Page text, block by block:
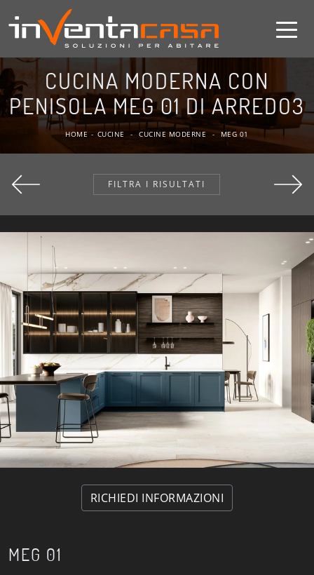
CUCINA MODERNA CON
PENISOLA MEG 01 DI ARREDO3
HOME - CUCINE - CUCINE MODERNE - MEG 01
FILTRA I RISULTATI
RICHIEDI INFORMAZIONI
MEG 01